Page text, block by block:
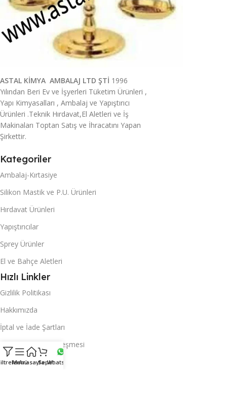
ASTAL KİMYA AMBALAJ LTD ŞTİ 1996
Yılından Beri Ev ve İşyerleri Tüketim Ürünleri ,
Yapı Kimyasalları , Ambalaj ve Yapıştırıcı
Ürünleri .Teknik Hırdavat,El Aletleri ve İş
Makinaları Toptan Satış ve İhracatını Yapan
Şirkettir.
Kategoriler
Ambalaj-Kırtasiye
Silikon Mastik ve P.U. Ürünleri
Hırdavat Ürünleri
Yapıştırıcılar
Sprey Ürünler
El ve Bahçe Aletleri
Hızlı Linkler
Gizlilik Politikası
Hakkımızda
İptal ve İade Şartları
Mesafeli Satış Sözleşmesi
Sayfalar
Menü
AnasayfaSepetWhatsapp